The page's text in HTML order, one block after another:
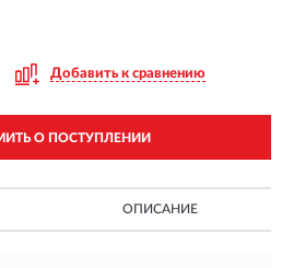
Добавить к сравнению
О ПОСТУПЛЕНИИ
ОПИСАНИЕ